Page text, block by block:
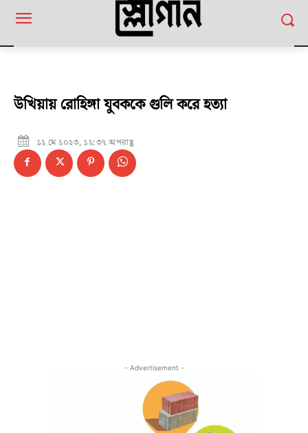
উখিয়ায় রোহিঙ্গা যুবককে গুলি করে হত্যা
১২ মে ২০২৩, ১২:৩৭ অপরাহ্ণ
- Advertisement -